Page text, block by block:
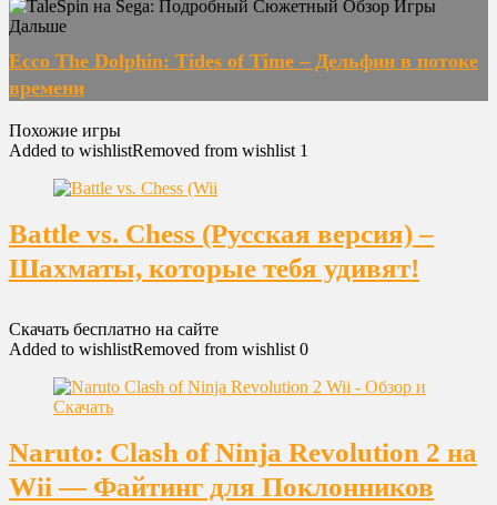
Дальше
Ecco The Dolphin: Tides of Time – Дельфин в потоке
времени
Похожие игры
Added to wishlistRemoved from wishlist 1
Battle vs. Chess (Русская версия) –
Шахматы, которые тебя удивят!
Скачать бесплатно на сайте
Added to wishlistRemoved from wishlist 0
Naruto: Clash of Ninja Revolution 2 на
Wii — Файтинг для Поклонников